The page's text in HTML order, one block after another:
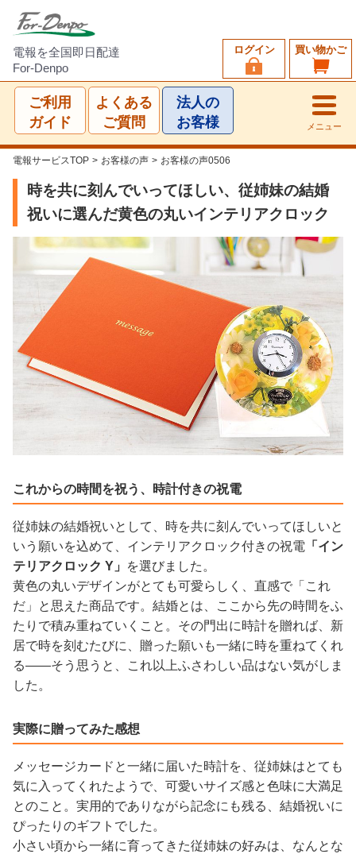
電報を全国即日配達
For-Denpo
買い物かご
ログイン
ご利用
ガイド
よくある
ご質問
法人の
お客様
メニュー
電報サービスTOP > お客様の声 > お客様の声0506
時を共に刻んでいってほしい、従姉妹の結婚
祝いに選んだ黄色の丸いインテリアクロック
これからの時間を祝う、時計付きの祝電
従姉妹の結婚祝いとして、時を共に刻んでいってほしいと
いう願いを込めて、インテリアクロック付きの祝電 「イン
テリアクロック Y」
を選びました。
黄色の丸いデザインがとても可愛らしく、直感で「これ
だ」と思えた商品です。結婚とは、ここから先の時間をふ
たりで積み重ねていくこと。その門出に時計を贈れば、新
居で時を刻むたびに、贈った願いも一緒に時を重ねてくれ
る——そう思うと、これ以上ふさわしい品はない気がしま
した。
実際に贈ってみた感想
メッセージカードと一緒に届いた時計を、従姉妹はとても
気に入ってくれたようで、可愛いサイズ感と色味に大満足
とのこと。実用的でありながら記念にも残る、結婚祝いに
ぴったりのギフトでした。
小さい頃から一緒に育ってきた従姉妹の好みは、なんとな